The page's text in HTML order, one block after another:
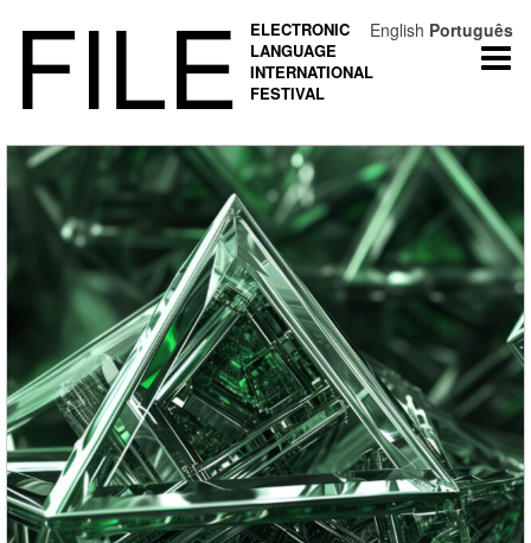
FILE
ELECTRONIC
LANGUAGE
INTERNATIONAL
FESTIVAL
English Português